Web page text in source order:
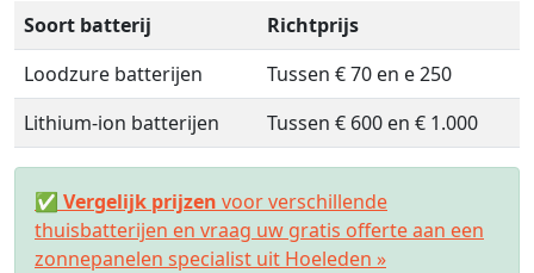
Soort batterij
Richtprijs
Loodzure batterijen
Tussen € 70 en e 250
Lithium-ion batterijen
Tussen € 600 en € 1.000
✅ Vergelijk prijzen voor verschillende
thuisbatterijen en vraag uw gratis offerte aan een
zonnepanelen specialist uit Hoeleden »